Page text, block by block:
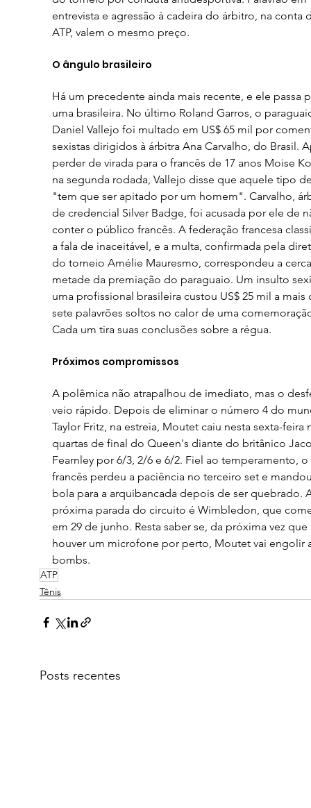
entrevista e agressão à cadeira do árbitro, na conta
ATP, valem o mesmo preço.
O ângulo brasileiro
Há um precedente ainda mais recente, e ele passa
uma brasileira. No último Roland Garros, o
Daniel Vallejo foi multado em US$ 65 mil por
sexistas dirigidos à árbitra Ana Carvalho, do Brasil.
perder de virada para o francês de 17 anos Moise
na segunda rodada, Vallejo disse que aquele tipo
"tem que ser apitado por um homem". Carvalho,
de credencial Silver Badge, foi acusada por ele de
conter o público francês. A federação francesa
a fala de inaceitável, e a multa, confirmada pela
do torneio Amélie Mauresmo, correspondeu a
metade da premiação do paraguaio. Um insulto
uma profissional brasileira custou US$ 25 mil a
sete palavrões soltos no calor de uma
Cada um tira suas conclusões sobre a régua.
Próximos compromissos
A polêmica não atrapalhou de imediato, mas o
veio rápido. Depois de eliminar o número 4 do
Taylor Fritz, na estreia, Moutet caiu nesta sexta-feira
quartas de final do Queen's diante do britânico
Fearnley por 6/3, 2/6 e 6/2. Fiel ao temperamento, o
francês perdeu a paciência no terceiro set e
bola para a arquibancada depois de ser quebrado.
próxima parada do circuito é Wimbledon, que
em 29 de junho. Resta saber se, da próxima vez que
houver um microfone por perto, Moutet vai engolir
bombs.
ATP
Tênis
Posts recentes